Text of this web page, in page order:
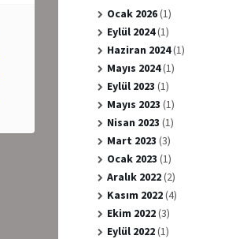
Ocak 2026(1)
Eylül 2024(1)
Haziran 2024(1)
Mayıs 2024(1)
Eylül 2023 (1)
Mayıs 2023 (1)
Nisan 2023 (1)
Mart 2023 (3)
Ocak 2023 (1)
Aralık 2022(2)
Kasım 2022(4)
Ekim 2022(3)
Eylül 2022(1)